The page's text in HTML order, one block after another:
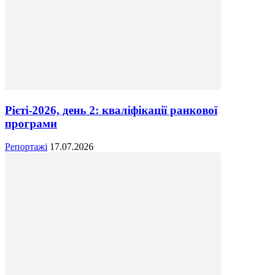
Рієті-2026, день 2: кваліфікації ранкової
програми
Репортажі 17.07.2026